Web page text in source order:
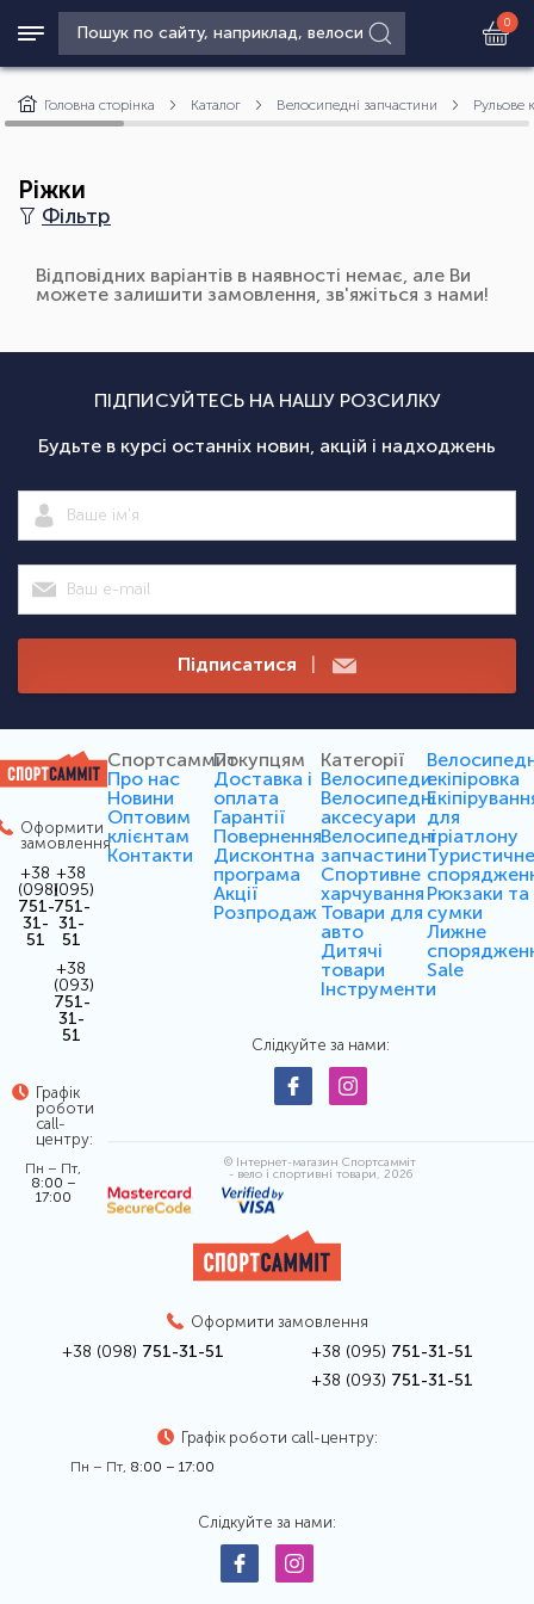
0
Головна сторінка Каталог Велосипедні запчастини Рульове
Ріжки
Фільтр
Відповідних варіантів в наявності немає, але Ви
можете залишити замовлення, зв'яжіться з нами!
ПІДПИСУЙТЕСЬ НА НАШУ РОЗСИЛКУ
Будьте в курсі останніх новин, акцій і надходжень
Підписатися |
Оформити
замовлення
+38
(098)
751-
31-
51
+38
(095)
751-
31-
51
+38
(093)
751-
31-
51
Графік
роботи
call-
центру:
Пн – Пт,
8:00 –
17:00
Спортсаммит
Про нас
Новини
Оптовим
клієнтам
Контакти
Покупцям
Доставка і
оплата
Гарантії
Повернення
Дисконтна
програма
Акції
Розпродаж
Категорії
Велосипеди
Велосипедні
аксесуари
Велосипедні
запчастини
Спортивне
харчування
Товари для
авто
Дитячі
товари
Інструменти
екіпіровка
для
тріатлону
Рюкзаки та
сумки
Лижне
Sale
Слідкуйте за нами:
© Інтернет-магазин Спортсамміт
- вело і спортивні товари, 2026
Оформити замовлення
+38 (098) 751-31-51 +38 (095) 751-31-51
+38 (093) 751-31-51
Графік роботи call-центру:
Пн – Пт, 8:00 – 17:00
Слідкуйте за нами: